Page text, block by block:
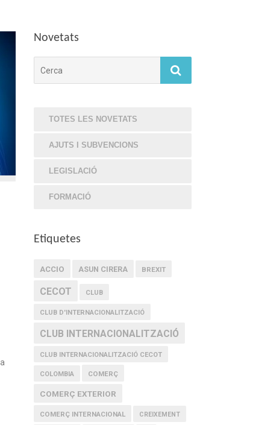
Novetats
TOTES LES NOVETATS
AJUTS I SUBVENCIONS
LEGISLACIÓ
FORMACIÓ
Etiquetes
ACCIO ASUN CIRERA BREXIT
CECOT CLUB
CLUB D'INTERNACIONALITZACIÓ
CLUB INTERNACIONALITZACIÓ
CLUB INTERNACIONALITZACIÓ CECOT
COLOMBIA COMERÇ
COMERÇ EXTERIOR
COMERÇ INTERNACIONAL CREIXEMENT